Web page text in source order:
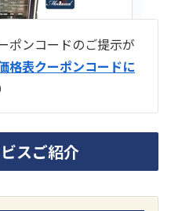
せください
ポンコードのご提示が
格表クーポンコードに
スご紹介